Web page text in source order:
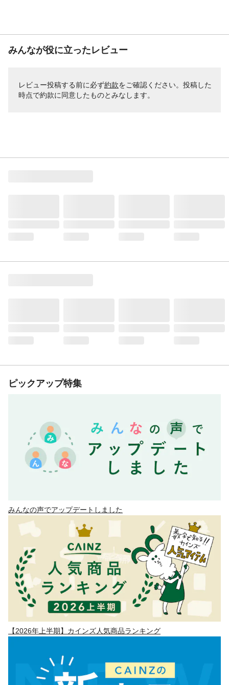
みんなが役に立ったレビュー
レビュー投稿する前に必ず約款をご確認ください。投稿した
時点で約款に同意したものとみなします。
ピックアップ特集
みんなの声でアップデートしました
【2026年上半期】カインズ人気商品ランキング